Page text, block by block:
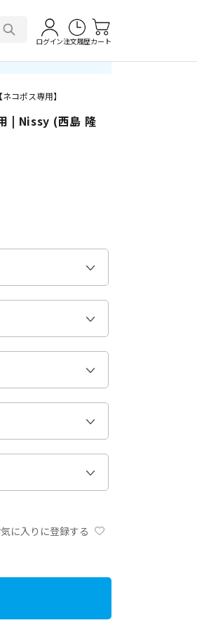
ログイン注文履歴カート
コポス専用】
| Nissy (西島 隆
に入りに登録する